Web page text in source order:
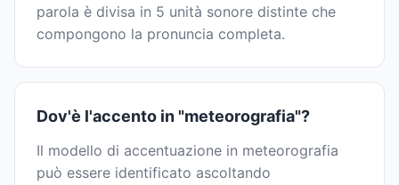
parola è divisa in 5 unità sonore distinte che
compongono la pronuncia completa.
Dov'è l'accento in "meteorografia"?
Il modello di accentuazione in meteorografia
può essere identificato ascoltando